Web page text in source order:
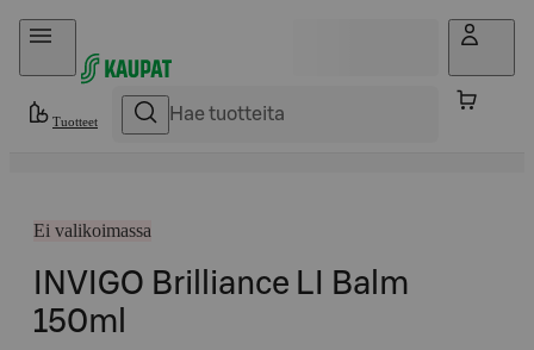
Hyppää sisältöön
Tuotteet
Ei valikoimassa
INVIGO Brilliance LI Balm
150ml